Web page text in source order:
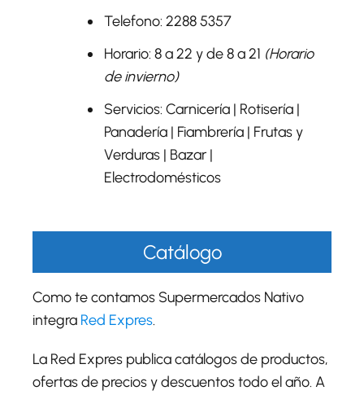
Telefono: 2288 5357
Horario: 8 a 22 y de 8 a 21 (Horario
de invierno)
Servicios: Carnicería | Rotisería |
Panadería | Fiambrería | Frutas y
Verduras | Bazar |
Electrodomésticos
Catálogo
Como te contamos Supermercados Nativo
integra Red Expres.
La Red Expres publica catálogos de productos,
ofertas de precios y descuentos todo el año. A